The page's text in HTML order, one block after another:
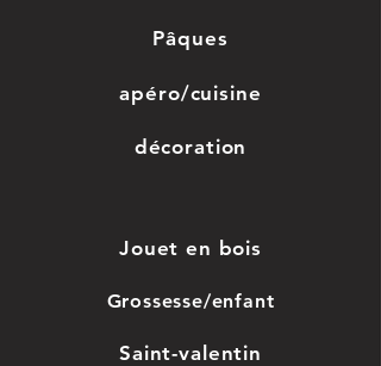
Pâques
apéro/cuisine
décoration
Jouet en bois
Grossesse/enfant
Saint-valentin